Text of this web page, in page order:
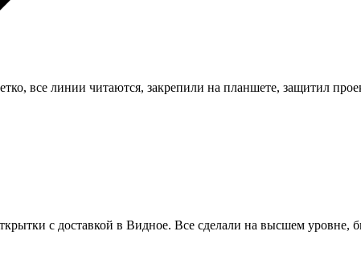
все линии читаются, закрепили на планшете, защитил
с доставкой в Видное. Все сделали на высшем уровне,